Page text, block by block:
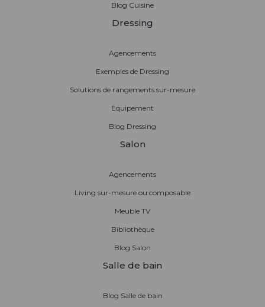
Blog Cuisine
Dressing
Agencements
Exemples de Dressing
Solutions de rangements sur-mesure
Équipement
Blog Dressing
Salon
Agencements
Living sur-mesure ou composable
Meuble TV
Bibliothèque
Blog Salon
Salle de bain
Blog Salle de bain